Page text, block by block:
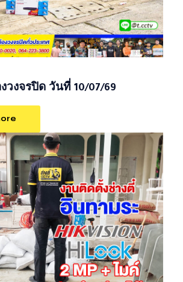
วงจรปิด วันที่ 10/07/69